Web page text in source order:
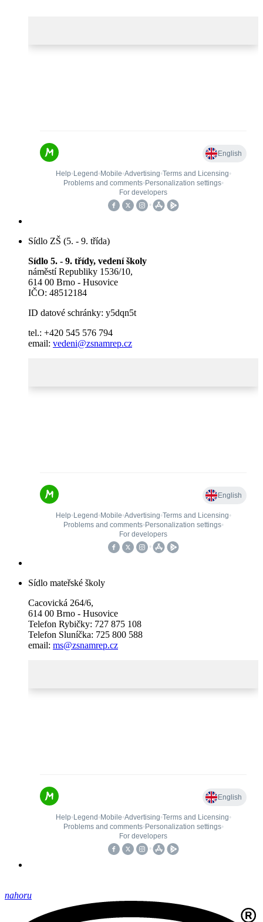
Sídlo ZŠ (5. - 9. třída)
Sídlo 5. - 9. třídy, vedení školy
náměstí Republiky 1536/10,
614 00 Brno - Husovice
IČO: 48512184
ID datové schránky: y5dqn5t
tel.: +420 545 576 794
email: vedeni@zsnamrep.cz
Sídlo mateřské školy
Cacovická 264/6,
614 00 Brno - Husovice
Telefon Rybičky: 727 875 108
Telefon Sluníčka: 725 800 588
email: ms@zsnamrep.cz
nahoru